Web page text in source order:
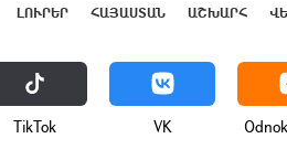
ԼՈՒՐԵՐ ՀԱՅԱՍՏԱՆ ԱՇԽԱՐՀ
ТikТоk VK